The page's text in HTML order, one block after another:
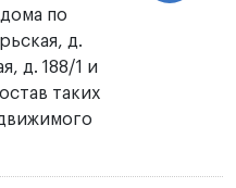
по
д.
д. 188/1 и
таких